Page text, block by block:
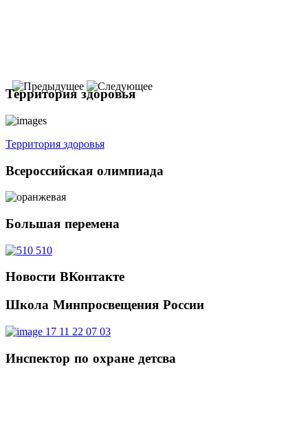
Территория здоровья
Территория здоровья
Всероссийская олимпиада
Большая перемена
Новости ВКонтакте
Школа Минпросвещения России
Инспектор по охране детсва